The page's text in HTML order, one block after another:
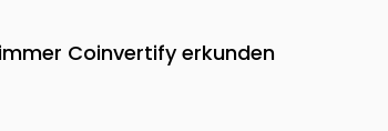
Coinvertify erkunden